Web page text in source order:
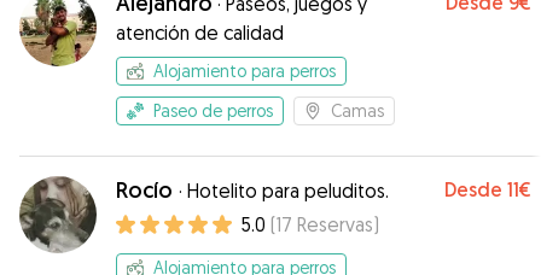
atención de calidad
Alojamiento para perros
Paseo de perros
Camas
Rocío · Hotelito para peluditos. Desde 11€
5.0 (17 Reservas)
Alojamiento para perros